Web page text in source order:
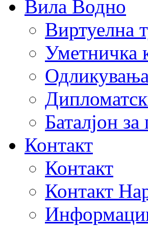
Вила Водно
Виртуелна
Уметничка
Баталјон
Контакт
Контакт
Контакт